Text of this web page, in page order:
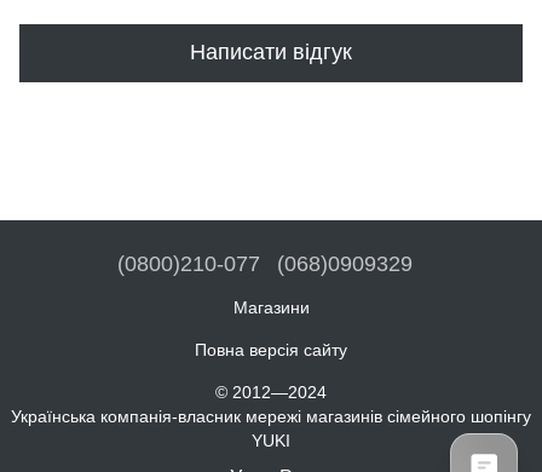
Написати відгук
(0800)210-077 (068)0909329
Магазини
Повна версія сайту
© 2012—2024
Українська компанія-власник мережі магазинів сімейного шопінгу
YUKI